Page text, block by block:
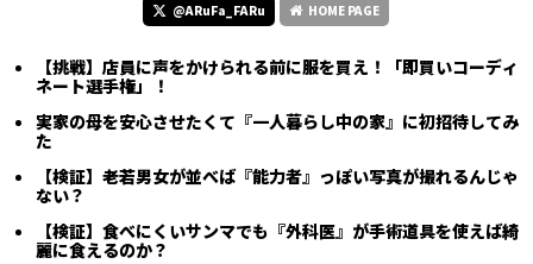
@ARuFa_FARu HOME PAGE
【挑戦】店員に声をかけられる前に服を買え！「即買いコーディ
ネート選手権」！
実家の母を安心させたくて『一人暮らし中の家』に初招待してみ
た
【検証】老若男女が並べば『能力者』っぽい写真が撮れるんじゃ
ない？
【検証】食べにくいサンマでも『外科医』が手術道具を使えば綺
麗に食えるのか？